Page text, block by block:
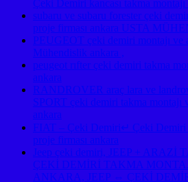
Çeki Demiri kancası takma
subaru ve subaru forester çeki
proje firması ankara USTA
PEUGEOT çeki demiri montajı ve
Mühendislik ankara ,
peugeot rıfter çeki demiri takma
ankara
RANDROVER araç lara ve
SPORT çeki demiri takma montajı
ankara
FIAT – Çeki Demiri↵ Çeki Demiri
proje firması ankara
Jeep çeki demiri, JEEP +
ÇEKİ DEMİRİ TAKMA
ANKARA, JEEP ⇔ ÇEKİ